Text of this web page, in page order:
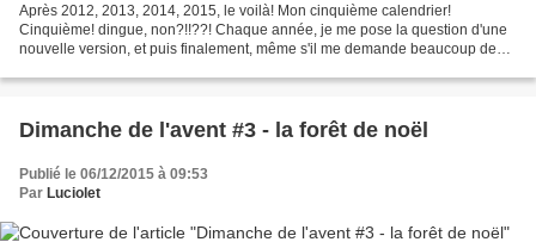
Après 2012, 2013, 2014, 2015, le voilà! Mon cinquième calendrier!
Cinquième! dingue, non?!!??! Chaque année, je me pose la question d'une
nouvelle version, et puis finalement, même s'il me demande beaucoup de
Dimanche de l'avent #3 - la forêt de noël
Publié le 06/12/2015 à 09:53
Par Luciolet